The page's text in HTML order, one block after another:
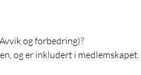
og forbedring)?
og er inkludert i